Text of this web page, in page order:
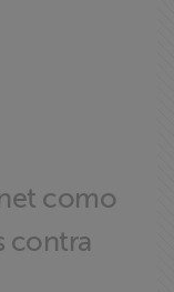
como
contra